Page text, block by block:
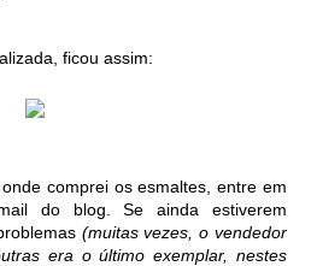
ficou assim:
comprei os esmaltes, entre em
do blog. Se ainda estiverem
(muitas vezes, o vendedor
era o último exemplar, nestes